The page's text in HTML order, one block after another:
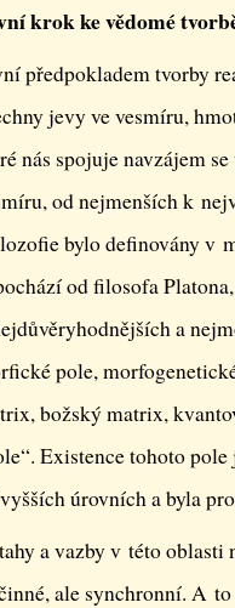
krok ke vědomé
předpokladem tvorby
jevy ve vesmíru,
nás spojuje navzájem
od nejmenších k
bylo definovány v
od filosofa
a
pole,
božský matrix,
Existence tohoto
úrovních a byla
a vazby v této
ale synchronní. A